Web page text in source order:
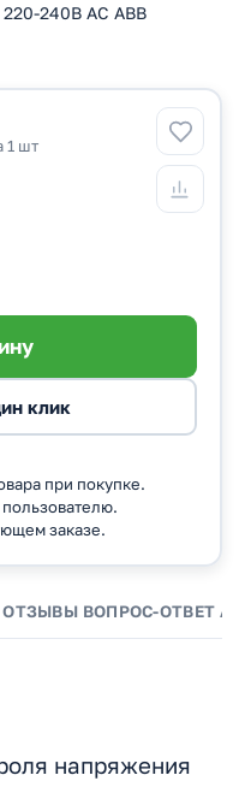
240В AC ABB
1 шт
при покупке.
заказе.
ОТЗЫВЫ ВОПРОС-ОТВЕТ
напряжения